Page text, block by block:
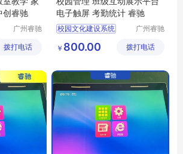
创睿驰
广州睿驰
公司
拨打电话
电子触屏 考勤统计 睿驰
校园文化建设系统
液晶电子班牌
智慧校园
广州睿驰
公司
￥ 800.00 拨打电话